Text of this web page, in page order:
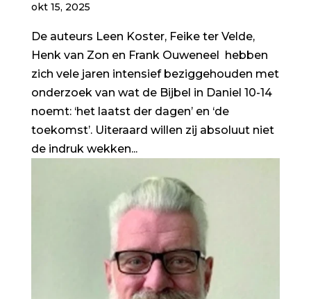
okt 15, 2025
De auteurs Leen Koster, Feike ter Velde,
Henk van Zon en Frank Ouweneel hebben
zich vele jaren intensief beziggehouden met
onderzoek van wat de Bijbel in Daniel 10-14
noemt: ‘het laatst der dagen’ en ‘de
toekomst’. Uiteraard willen zij absoluut niet
de indruk wekken...